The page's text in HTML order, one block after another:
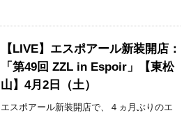
【LIVE】エスポアール新装開店：
「第49回 ZZL in Espoir」【東松
山】4月2日（土）
エスポアール新装開店で、４ヵ月ぶりのエ